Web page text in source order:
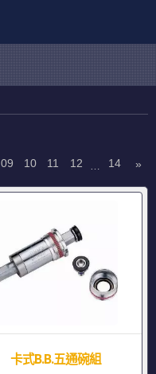
09 10 11 12 14 »
卡式B.B.五通碗組